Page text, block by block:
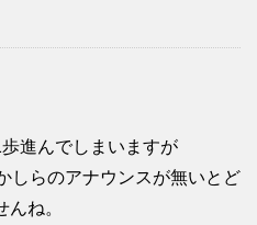
進んでしまいますが
しらのアナウンスが無いとど
ね。